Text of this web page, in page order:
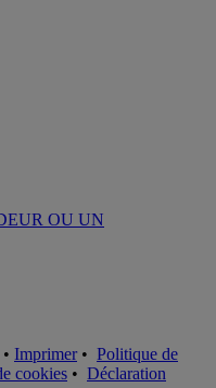
OU UN
Imprimer• Politique de
cookies • Déclaration